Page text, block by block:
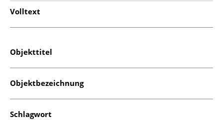
Volltext
Objekttitel
Objektbezeichnung
Schlagwort